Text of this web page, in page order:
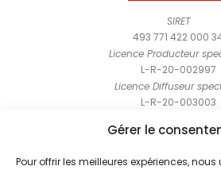
Gérer le
Pour offrir les meilleures expériences,
SIRET
493 771 422 000
Licence Producteur
L-R-20-002997
Licence Diffuseur
L-R-20-003003
CONTACT